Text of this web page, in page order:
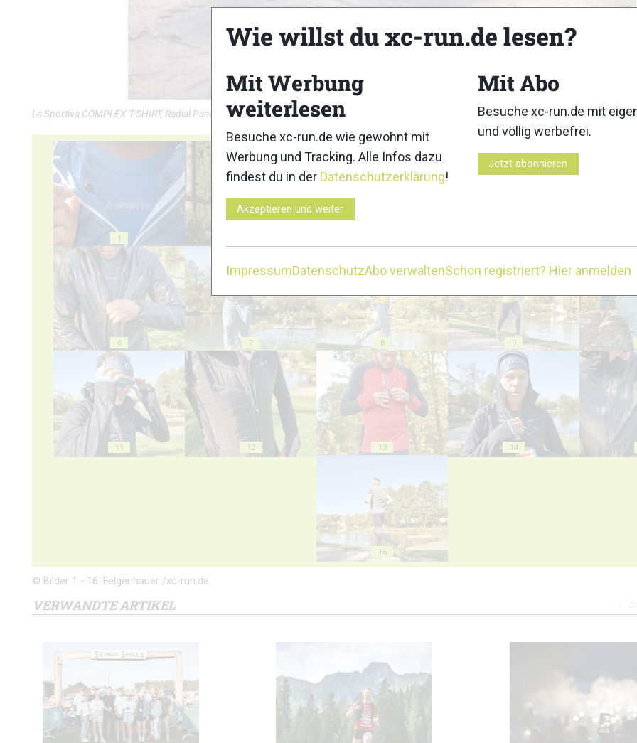
La Sportiva COMPLEX T-SHIRT, Radial Pant © Felgenhauer /xc-run.de
1
6 7 8 9
11 12 13 14
16
© Bilder 1 - 16: Felgenhauer /xc-run.de;
VERWANDTE ARTIKEL
Wie willst du xc-run.de lesen?
Mit Werbung
weiterlesen
Besuche xc-run.de wie gewohnt mit
Werbung und Tracking. Alle Infos dazu
findest du in der Datenschutzerklärung!
Akzeptieren und weiter
Mit Abo
Besuche xc-run.de mit
und völlig werbefrei.
Jetzt abonnieren
ImpressumDatenschutzAbo verwaltenSchon registriert? Hier anmelden